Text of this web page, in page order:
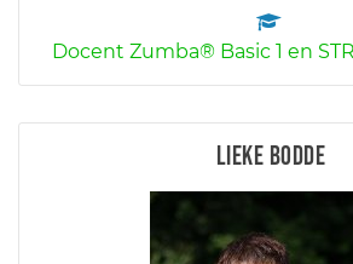
Docent Zumba® Basic 1 en
Lieke Bodde